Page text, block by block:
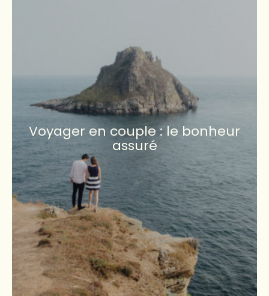
Voyager en couple : le bonheur
assuré